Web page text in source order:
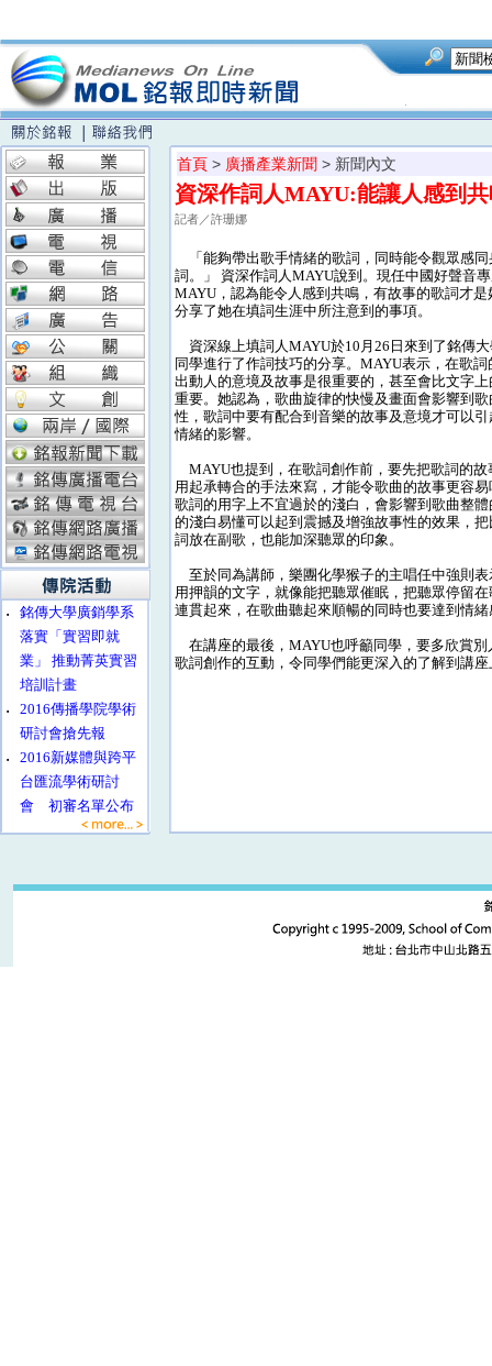
‧
銘傳大學廣銷學系
落實「實習即就
業」 推動菁英實習
培訓計畫
‧
2016傳播學院學術
研討會搶先報
‧
2016新媒體與跨平
台匯流學術研討
會 初審名單公布
首頁 > 廣播產業新聞 > 新聞內文
資深作詞人MAYU:能讓人感到
記者／許珊娜
「能夠帶出歌手情緒的歌詞，同時能令觀眾感
詞。」 資深作詞人MAYU說到。現任中國好聲音
MAYU，認為能令人感到共鳴，有故事的歌詞才
分享了她在填詞生涯中所注意到的事項。
資深線上填詞人MAYU於10月26日來到了銘傳
同學進行了作詞技巧的分享。MAYU表示，在歌
出動人的意境及故事是很重要的，甚至會比文字
重要。她認為，歌曲旋律的快慢及畫面會影響到
性，歌詞中要有配合到音樂的故事及意境才可以
情緒的影響。
MAYU也提到，在歌詞創作前，要先把歌詞的故
用起承轉合的手法來寫，才能令歌曲的故事更容
歌詞的用字上不宜過於的淺白，會影響到歌曲整
的淺白易懂可以起到震撼及增強故事性的效果，
詞放在副歌，也能加深聽眾的印象。
至於同為講師，樂團化學猴子的主唱任中強則
用押韻的文字，就像能把聽眾催眠，把聽眾停留
連貫起來，在歌曲聽起來順暢的同時也要達到情
在講座的最後，MAYU也呼籲同學，要多欣賞
歌詞創作的互動，令同學們能更深入的了解到講